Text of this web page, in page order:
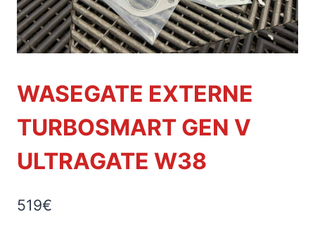
WASEGATE EXTERNE
TURBOSMART GEN V
ULTRAGATE W38
519€